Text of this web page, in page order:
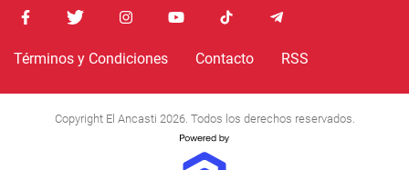
Términos y Condiciones Contacto RSS
Copyright El Ancasti 2026. Todos los derechos reservados.